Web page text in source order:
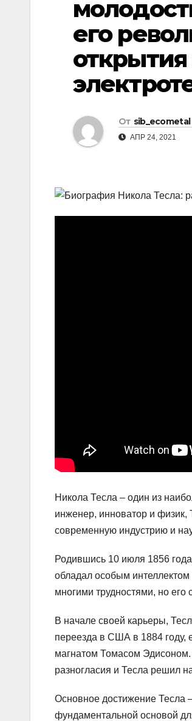
его
открытия
От sib_ecometal
АПР 24, 2021
Никола Тесла – один из
инженер, инноватор и физик,
современную индустрию и
Родившись 10 июля 1856
обладал особым
многими трудностями, но его
В начале своей карьеры,
переезда в США в 1884 году,
магнатом Томасом
разногласия и Тесла решил
Основное достижение Тесла
фундаментальной основой